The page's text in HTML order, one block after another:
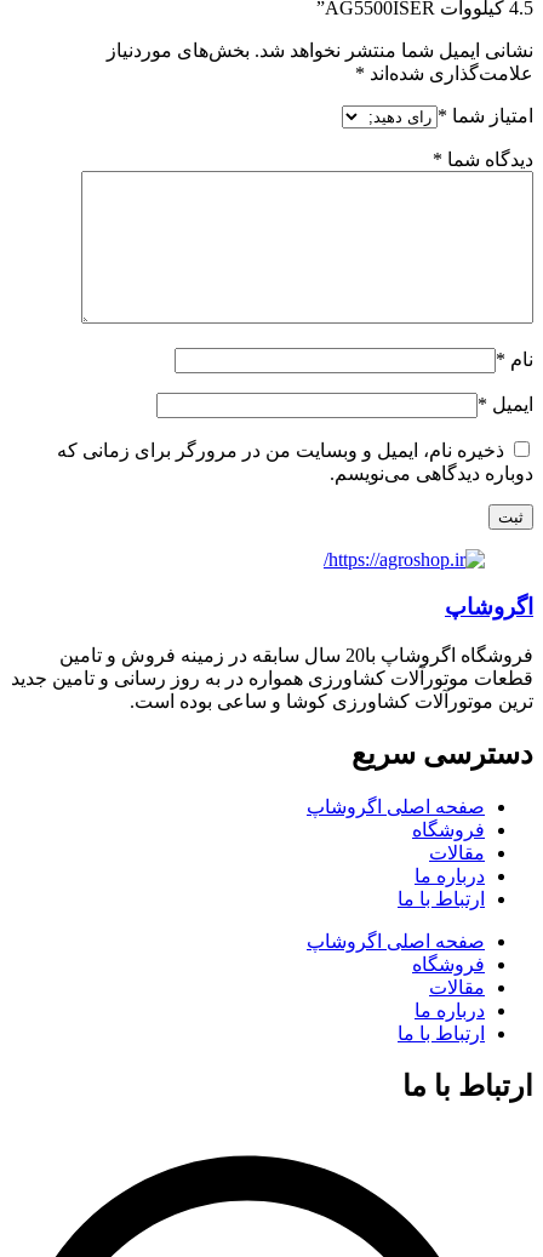
4.5 کیلووات AG5500ISER”
نشانی ایمیل شما منتشر نخواهد شد. بخش‌های موردنیاز
علامت‌گذاری شده‌اند *
امتیاز شما *
دیدگاه شما *
نام *
ایمیل *
ذخیره نام، ایمیل و وبسایت من در مرورگر برای زمانی که
دوباره دیدگاهی می‌نویسم.
اگروشاپ
فروشگاه اگروشاپ با20 سال سابقه در زمینه فروش و تامین
قطعات موتورآلات کشاورزی همواره در به روز رسانی و تامین جدید
ترین موتورآلات کشاورزی کوشا و ساعی بوده است.
دسترسی سریع
صفحه اصلی اگروشاپ
فروشگاه
مقالات
درباره ما
ارتباط با ما
صفحه اصلی اگروشاپ
فروشگاه
مقالات
درباره ما
ارتباط با ما
ارتباط با ما